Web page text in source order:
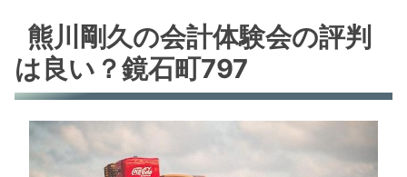
熊川剛久の会計体験会の評判
は良い？鏡石町797